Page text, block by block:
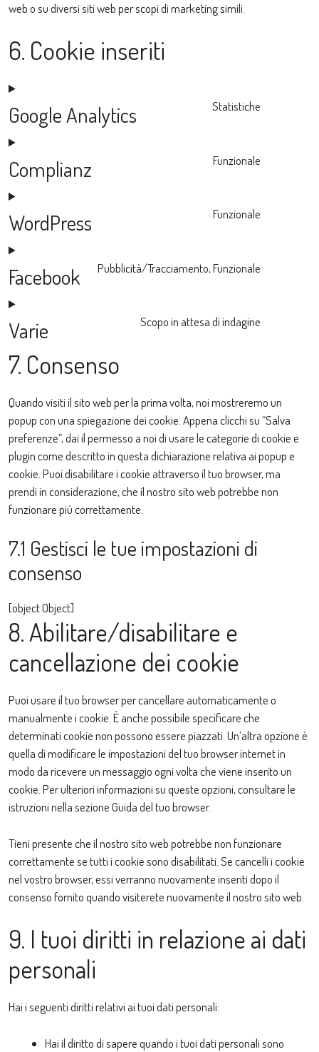
web o su diversi siti web per scopi di marketing simili.
6. Cookie inseriti
Google Analytics
Statistiche
Complianz
Funzionale
WordPress
Funzionale
Facebook
Pubblicità/Tracciamento, Funzionale
Varie
Scopo in attesa di indagine
7. Consenso
Quando visiti il sito web per la prima volta, noi mostreremo un
popup con una spiegazione dei cookie. Appena clicchi su “Salva
preferenze”, dai il permesso a noi di usare le categorie di cookie e
plugin come descritto in questa dichiarazione relativa ai popup e
cookie. Puoi disabilitare i cookie attraverso il tuo browser, ma
prendi in considerazione, che il nostro sito web potrebbe non
funzionare più correttamente.
7.1 Gestisci le tue impostazioni di
consenso
[object Object]
8. Abilitare/disabilitare e
cancellazione dei cookie
Puoi usare il tuo browser per cancellare automaticamente o
manualmente i cookie. È anche possibile specificare che
determinati cookie non possono essere piazzati. Un’altra opzione è
quella di modificare le impostazioni del tuo browser internet in
modo da ricevere un messaggio ogni volta che viene inserito un
cookie. Per ulteriori informazioni su queste opzioni, consultare le
istruzioni nella sezione Guida del tuo browser.
Tieni presente che il nostro sito web potrebbe non funzionare
correttamente se tutti i cookie sono disabilitati. Se cancelli i cookie
nel vostro browser, essi verranno nuovamente inseriti dopo il
consenso fornito quando visiterete nuovamente il nostro sito web.
9. I tuoi diritti in relazione ai dati
personali
Hai i seguenti diritti relativi ai tuoi dati personali:
Hai il diritto di sapere quando i tuoi dati personali sono